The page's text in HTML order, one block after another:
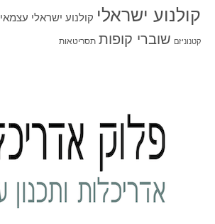
קולנוע ישראלי קולנוע ישראלי עצמאי
קטנוניזם שוברי קופות תסריטאות